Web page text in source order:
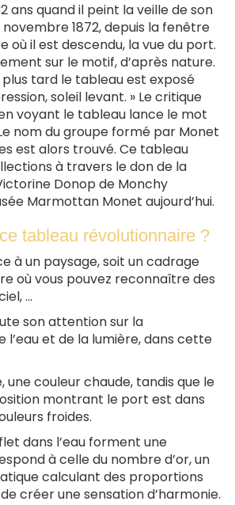
ans quand il peint la veille de son
novembre 1872, depuis la fenêtre
où il est descendu, la vue du port.
sur le motif, d’après nature.
plus tard le tableau est exposé
soleil levant. » Le critique
en voyant le tableau lance le mot
nom du groupe formé par Monet
est alors trouvé. Ce tableau
à travers le don de la
Donop de Monchy
Marmottan Monet aujourd’hui.
tableau révolutionnaire ?
à un paysage, soit un cadrage
où vous pouvez reconnaître des
…
son attention sur la
l’eau et de la lumière, dans cette
une couleur chaude, tandis que le
montrant le port est dans
froides.
dans l’eau forment une
à celle du nombre d’or, un
calculant des proportions
créer une sensation d’harmonie.